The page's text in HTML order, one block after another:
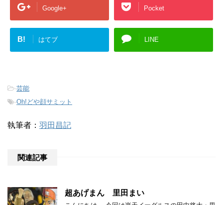
Google+ Pocket
B! はてブ LINE
-芸能
-Oh!どや顔サミット
執筆者： 羽田昌記
関連記事
超あげまん 里田まい